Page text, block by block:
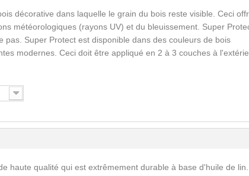
décorative dans laquelle le grain du bois reste visible. Ceci
météorologiques (rayons UV) et du bleuissement. Super
pas. Super Protect est disponible dans des couleurs de bois
modernes. Ceci doit être appliqué en 2 à 3 couches à
haute qualité qui est extrêmement durable à base d'huile de lin.